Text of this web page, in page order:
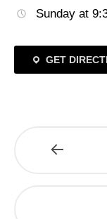
Sunday at
GET